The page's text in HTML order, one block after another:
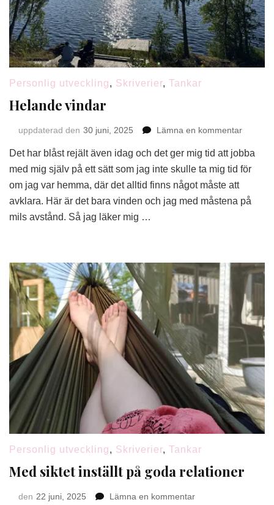
Personlig utveckling, Skriverier, Tankar
Helande vindar
uppdaterad den 30 juni, 2025 Lämna en kommentarpå
vindar
Det har blåst rejält även idag och det ger mig tid att jobba
med mig själv på ett sätt som jag inte skulle ta mig tid för
om jag var hemma, där det alltid finns något måste att
avklara. Här är det bara vinden och jag med måstena på
mils avstånd. Så jag läker mig …
Personlig utveckling, Skriverier, Tankar
Med siktet inställt på goda relationer
den 22 juni, 2025 Lämna en kommentarpå